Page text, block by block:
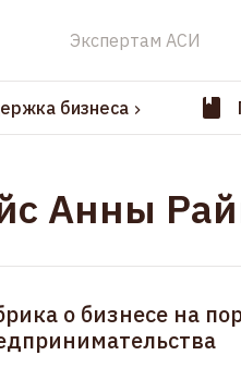
Экспертам АСИ
бизнеса
Анны
о бизнесе на